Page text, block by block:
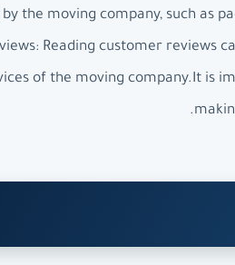
the moving company, such as
Reading customer reviews
of the moving company.It is